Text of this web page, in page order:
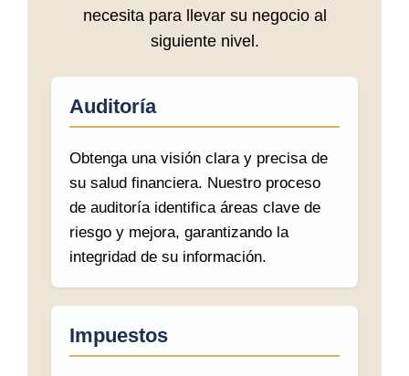
necesita para llevar su negocio al
siguiente nivel.
Auditoría
Obtenga una visión clara y precisa de
su salud financiera. Nuestro proceso
de auditoría identifica áreas clave de
riesgo y mejora, garantizando la
integridad de su información.
Impuestos